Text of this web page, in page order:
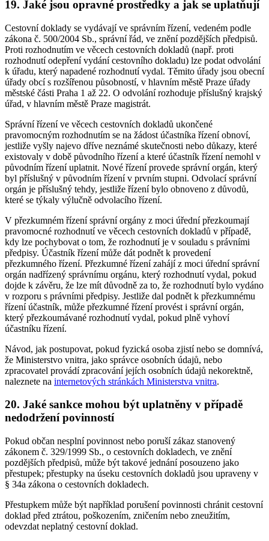
19. Jaké jsou opravné prostředky a jak se uplatňují
Cestovní doklady se vydávají ve správním řízení, vedeném podle
zákona č. 500/2004 Sb., správní řád, ve znění pozdějších předpisů.
Proti rozhodnutím ve věcech cestovních dokladů (např. proti
rozhodnutí odepření vydání cestovního dokladu) lze podat odvolání
k úřadu, který napadené rozhodnutí vydal. Těmito úřady jsou obecní
úřady obcí s rozšířenou působností, v hlavním městě Praze úřady
městské části Praha 1 až 22. O odvolání rozhoduje příslušný krajský
úřad, v hlavním městě Praze magistrát.
Správní řízení ve věcech cestovních dokladů ukončené
pravomocným rozhodnutím se na žádost účastníka řízení obnoví,
jestliže vyšly najevo dříve neznámé skutečnosti nebo důkazy, které
existovaly v době původního řízení a které účastník řízení nemohl v
původním řízení uplatnit. Nové řízení provede správní orgán, který
byl příslušný v původním řízení v prvním stupni. Odvolací správní
orgán je příslušný tehdy, jestliže řízení bylo obnoveno z důvodů,
které se týkaly výlučně odvolacího řízení.
V přezkumném řízení správní orgány z moci úřední přezkoumají
pravomocné rozhodnutí ve věcech cestovních dokladů v případě,
kdy lze pochybovat o tom, že rozhodnutí je v souladu s právními
předpisy. Účastník řízení může dát podnět k provedení
přezkumného řízení. Přezkumné řízení zahájí z moci úřední správní
orgán nadřízený správnímu orgánu, který rozhodnutí vydal, pokud
dojde k závěru, že lze mít důvodně za to, že rozhodnutí bylo vydáno
v rozporu s právními předpisy. Jestliže dal podnět k přezkumnému
řízení účastník, může přezkumné řízení provést i správní orgán,
který přezkoumávané rozhodnutí vydal, pokud plně vyhoví
účastníku řízení.
Návod, jak postupovat, pokud fyzická osoba zjistí nebo se domnívá,
že Ministerstvo vnitra, jako správce osobních údajů, nebo
zpracovatel provádí zpracování jejích osobních údajů nekorektně,
naleznete na internetových stránkách Ministerstva vnitra.
20. Jaké sankce mohou být uplatněny v případě
nedodržení povinností
Pokud občan nesplní povinnost nebo poruší zákaz stanovený
zákonem č. 329/1999 Sb., o cestovních dokladech, ve znění
pozdějších předpisů, může být takové jednání posouzeno jako
přestupek; přestupky na úseku cestovních dokladů jsou upraveny v
§ 34a zákona o cestovních dokladech.
Přestupkem může být například porušení povinnosti chránit cestovní
doklad před ztrátou, poškozením, zničením nebo zneužitím,
odevzdat neplatný cestovní doklad.